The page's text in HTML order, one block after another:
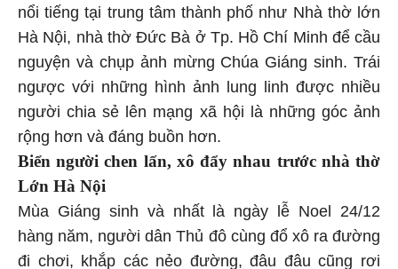
nổi tiếng tại trung tâm thành phố như Nhà thờ lớn
Hà Nội, nhà thờ Đức Bà ở Tp. Hồ Chí Minh để cầu
nguyện và chụp ảnh mừng Chúa Giáng sinh. Trái
ngược với những hình ảnh lung linh được nhiều
người chia sẻ lên mạng xã hội là những góc ảnh
rộng hơn và đáng buồn hơn.
Biển người chen lấn, xô đẩy nhau trước nhà thờ
Lớn Hà Nội
Mùa Giáng sinh và nhất là ngày lễ Noel 24/12
hàng năm, người dân Thủ đô cùng đổ xô ra đường
đi chơi, khắp các nẻo đường, đâu đâu cũng rơi